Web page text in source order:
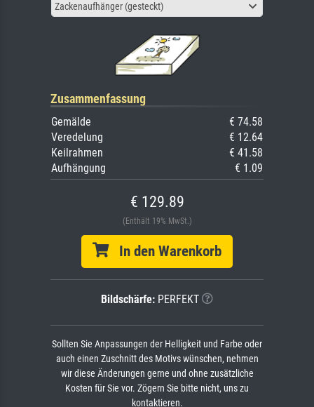
Zackenaufhänger (gesteckt)
Zusammenfassung
Gemälde
€ 74.58
Veredelung
€ 12.64
Keilrahmen
€ 41.58
Aufhängung
€ 1.09
€ 129.89
(Enthält 19% MwSt.)
In den Warenkorb
Bildschärfe: PERFEKT
Sollten Sie Anpassungen der Helligkeit und Farbe oder
auch einen Zuschnitt des Motivs wünschen, nehmen
wir diese Änderungen gerne und ohne zusätzliche
Kosten für Sie vor. Zögern Sie bitte nicht, uns zu
kontaktieren.